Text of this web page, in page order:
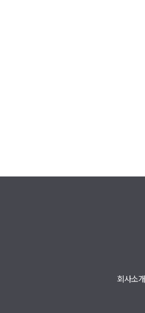
회사소개